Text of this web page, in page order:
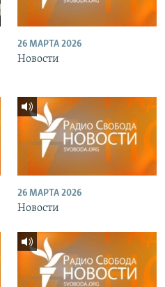
26 МАРТА 2026
Новости
26 МАРТА 2026
Новости